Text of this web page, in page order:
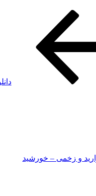
و زخمی – خورشید